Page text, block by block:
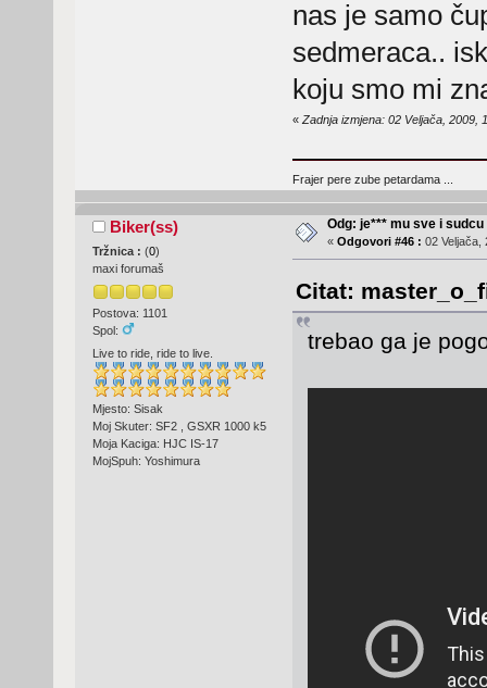
nas je samo
sedmeraca..
koju smo mi
« Zadnja izmjena: 02 Veljača, 2009,
Frajer pere zube petardama ...
Biker(ss)
Tržnica : (0)
maxi forumaš
Postova: 1101
Spol:
Live to ride, ride to live.
Mjesto: Sisak
Moj Skuter: SF2 , GSXR 1000 k5
Moja Kaciga: HJC IS-17
MojSpuh: Yoshimura
Odg: je*** mu sve i sudcu
« Odgovori #46 : 02 Veljača,
Citat:
trebao ga je